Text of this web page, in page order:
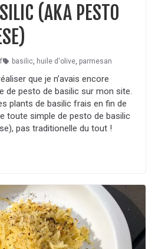
(AKA PESTO
basilic, huile d'olive, parmesan
que je n’avais encore
de pesto de basilic sur mon site.
plants de basilic frais en fin de
toute simple de pesto de basilic
pas traditionelle du tout !